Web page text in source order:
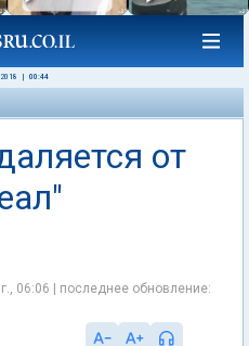
00:44
от
06:06 | последнее обновление: